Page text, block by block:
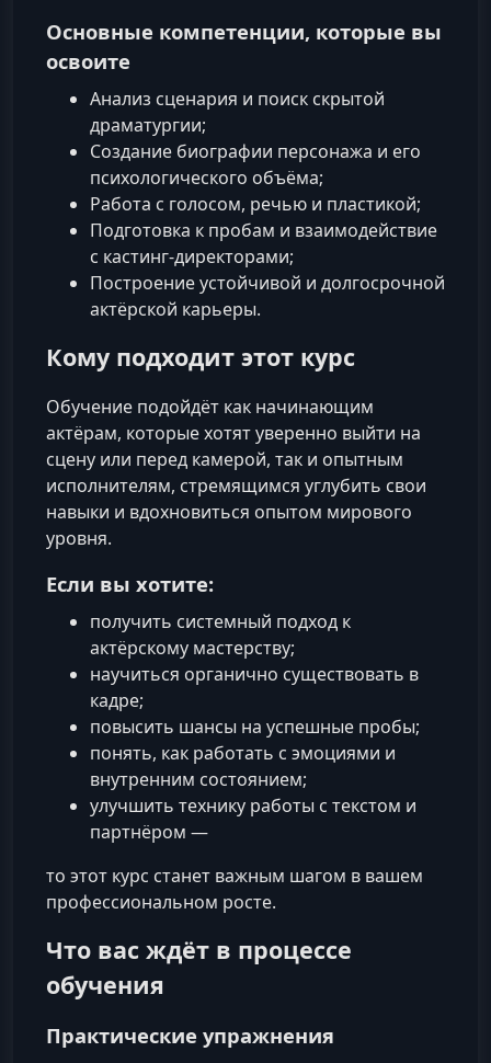
Основные компетенции, которые вы
освоите
Анализ сценария и поиск скрытой
драматургии;
Создание биографии персонажа и его
психологического объёма;
Работа с голосом, речью и пластикой;
Подготовка к пробам и взаимодействие
с кастинг-директорами;
Построение устойчивой и долгосрочной
актёрской карьеры.
Кому подходит этот курс
Обучение подойдёт как начинающим
актёрам, которые хотят уверенно выйти на
сцену или перед камерой, так и опытным
исполнителям, стремящимся углубить свои
навыки и вдохновиться опытом мирового
уровня.
Если вы хотите:
получить системный подход к
актёрскому мастерству;
научиться органично существовать в
кадре;
повысить шансы на успешные пробы;
понять, как работать с эмоциями и
внутренним состоянием;
улучшить технику работы с текстом и
партнёром —
то этот курс станет важным шагом в вашем
профессиональном росте.
Что вас ждёт в процессе
обучения
Практические упражнения